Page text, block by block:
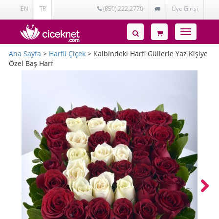
EN TR (850) 222 2770 Üye Girişi
Toggle
navigation
Ana Sayfa > Harfli Çiçek > Kalbindeki Harfi Güllerle Yaz Kişiye
Özel Baş Harf